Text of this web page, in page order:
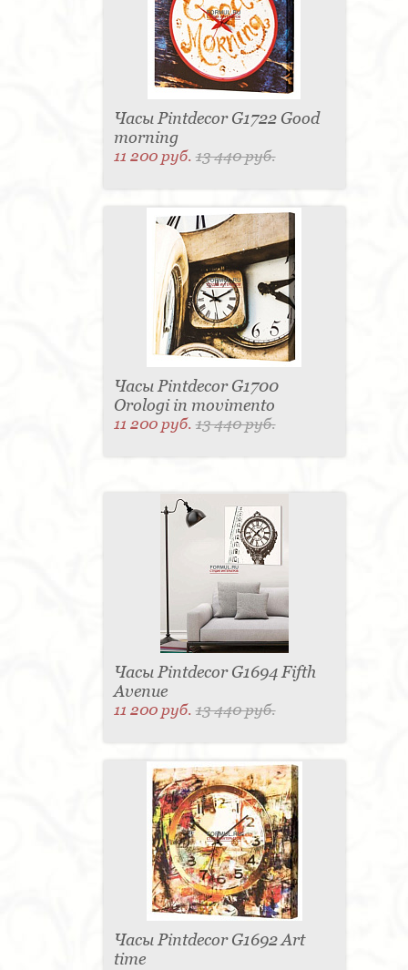
Часы Pintdecor G1722 Good
morning
11 200 руб.13 440 руб.
Часы Pintdecor G1700
Orologi in movimento
11 200 руб.13 440 руб.
Часы Pintdecor G1694 Fifth
Avenue
11 200 руб.13 440 руб.
Часы Pintdecor G1692 Art
time